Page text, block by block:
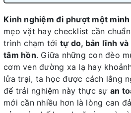
Kinh nghiệm đi phượt một mình
mẹo vặt hay checklist cần
trình chạm tới tự do, bản lĩnh
tâm hồn. Giữa những con đèo
cơm ven đường xa lạ hay
lửa trại, ta học được cách lắng
để trải nghiệm này thực sự an
mới cần nhiều hơn là lòng can